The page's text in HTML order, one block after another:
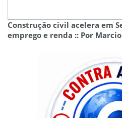
Construção civil acelera em
emprego e renda :: Por